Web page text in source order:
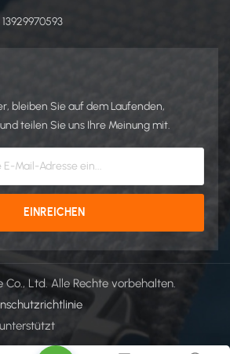
bleiben Sie auf dem Laufenden,
teilen Sie uns Ihre Meinung mit.
Co., Ltd. Alle Rechte vorbehalten.